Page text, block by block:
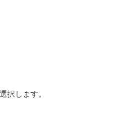
択します。